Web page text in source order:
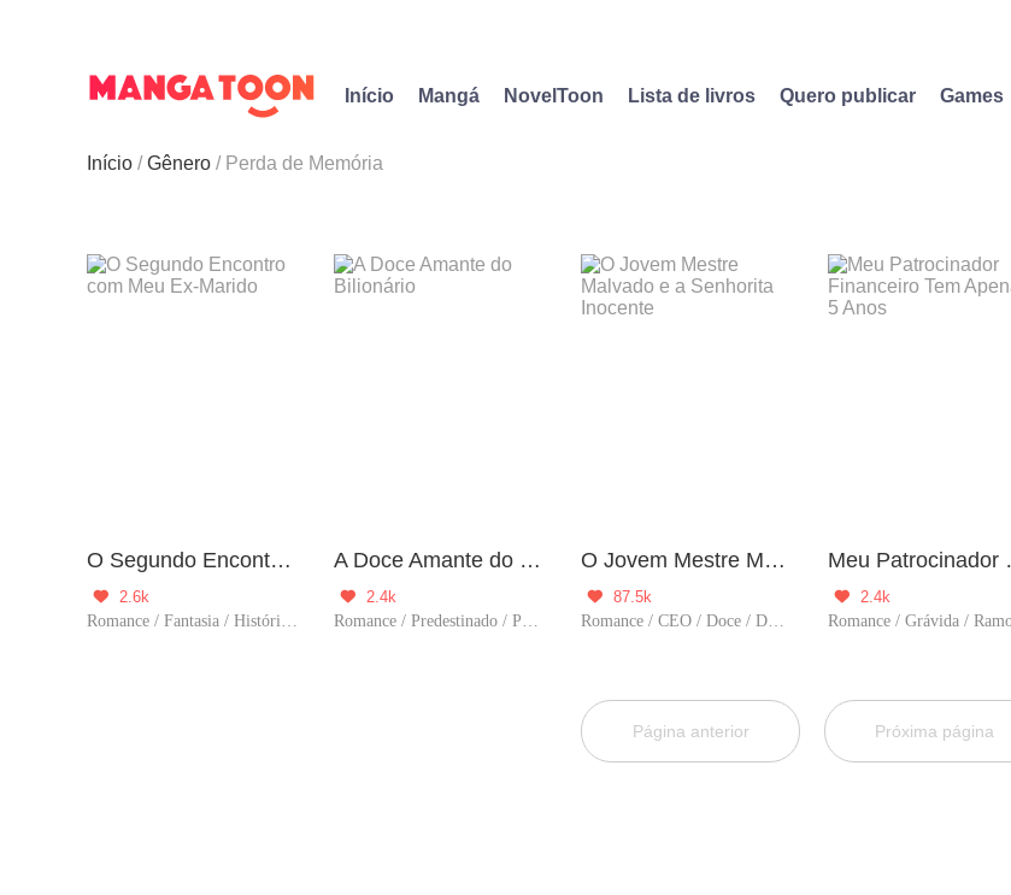
Início Mangá NovelToon Lista de livros Quero publicar Games
Início Gênero Perda de Memória
O Segundo Encontro com Meu Ex-Marido

2.6k
Romance / Fantasia / História / Vingança / Doce / Casamento contratado / Predestinado / Perda de Memória
A Doce Amante do Bilionário

2.4k
Romance / Predestinado / Perda de Memória / Dominante
O Jovem Mestre Malvado e a Senhorita Inocente

87.5k
Romance / CEO / Doce / Dominante / Trágico / Drama / Playboy / Perda de Memória
Meu

2.4k
Página anterior Próxima página